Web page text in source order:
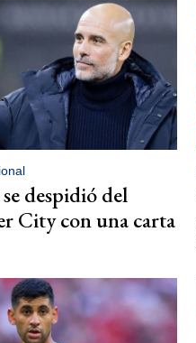
despidió del
City con una carta